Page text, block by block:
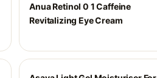
Anua Retinol 0 1 Caffeine
Revitalizing Eye Cream